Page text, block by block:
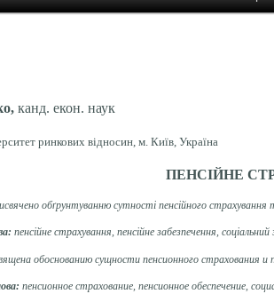
канд. екон. наук
ринкових відносин, м. Київ, Україна
ПЕНСІЙНЕ
обґрунтуванню сутності пенсійного страхування
пенсійне страхування, пенсійне забезпечення,
обоснованию сущности пенсионного страхования
пенсионное страхование, пенсионное обеспечение,